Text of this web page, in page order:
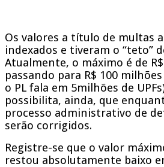
Os valores a título de multas
indexados e tiveram o “teto”
Atualmente, o máximo é de
passando para R$ 100
o PL fala em 5milhões de
possibilita, ainda, que
processo administrativo de
serão corrigidos.
Registre-se que o valor
restou absolutamente baixo